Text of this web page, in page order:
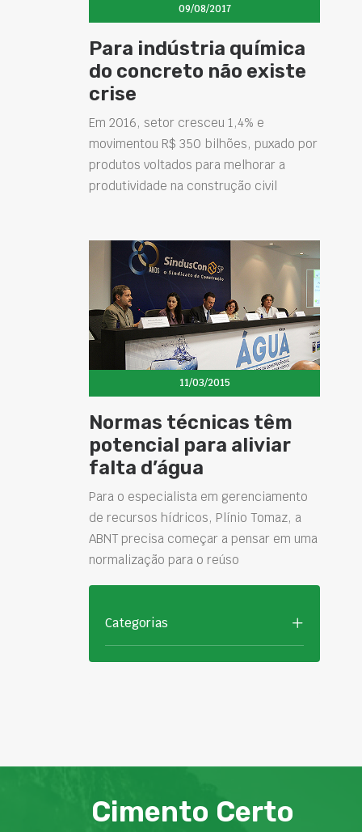
09/08/2017
Para indústria química
do concreto não existe
crise
Em 2016, setor cresceu 1,4% e
movimentou R$ 350 bilhões, puxado por
produtos voltados para melhorar a
produtividade na construção civil
11/03/2015
Normas técnicas têm
potencial para aliviar
falta d’água
Para o especialista em gerenciamento
de recursos hídricos, Plínio Tomaz, a
ABNT precisa começar a pensar em uma
normalização para o reúso
Categorias
Cimento Certo